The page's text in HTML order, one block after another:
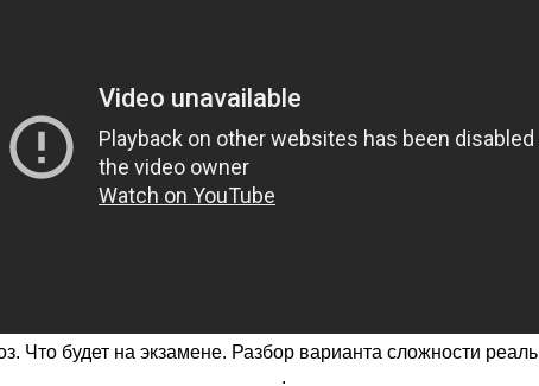
Что будет на экзамене. Разбор варианта сложности
.